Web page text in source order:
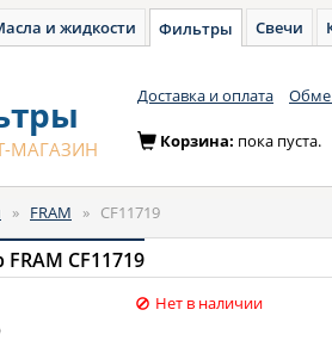
и жидкости Фильтры Свечи
МАГАЗИН
Доставка и оплата
Корзина: пока пуста.
» FRAM » CF11719
CF11719
Нет в наличии